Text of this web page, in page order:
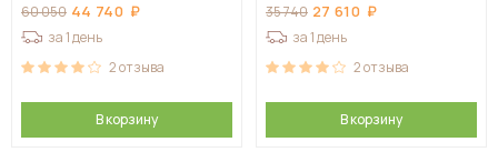
60 050 44 740
за 1 день
2отзыва
В корзину
35 740 27 610
за 1 день
2отзыва
В корзину